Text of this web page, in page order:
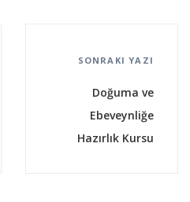
SONRAKI YAZI
Doğuma ve
Ebeveynliğe
Hazırlık Kursu